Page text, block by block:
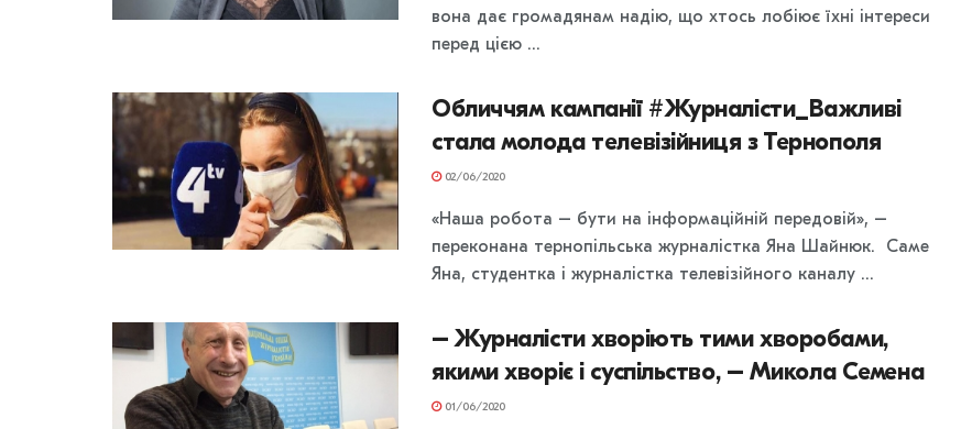
вона дає громадянам надію, що хтось лобіює їхні інтереси
перед цією ...
Обличчям кампанії #Журналісти_Важливі
стала молода телевізійниця з Тернополя
02/06/2020
«Наша робота – бути на інформаційній передовій», –
переконана тернопільська журналістка Яна Шайнюк. Саме
Яна, студентка і журналістка телевізійного каналу ...
– Журналісти хворіють тими хворобами,
якими хворіє і суспільство, – Микола Семена
01/06/2020